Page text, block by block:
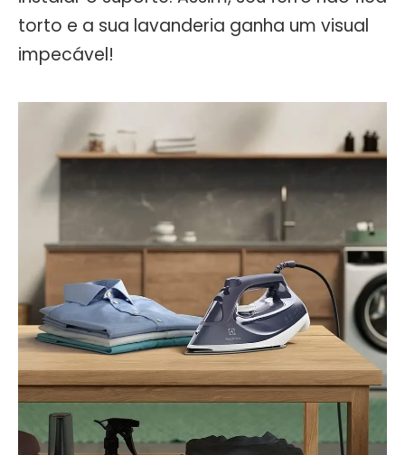
torto e a sua lavanderia ganha um visual
impecável!